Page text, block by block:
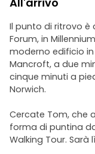
fine, pagate quanto
Per ulteriori
Il punto di ritrovo è
Forum, in
moderno edificio
Mancroft, a due
cinque minuti a
Norwich.
Cercate Tom, che
forma di puntina
Walking Tour. Sarà